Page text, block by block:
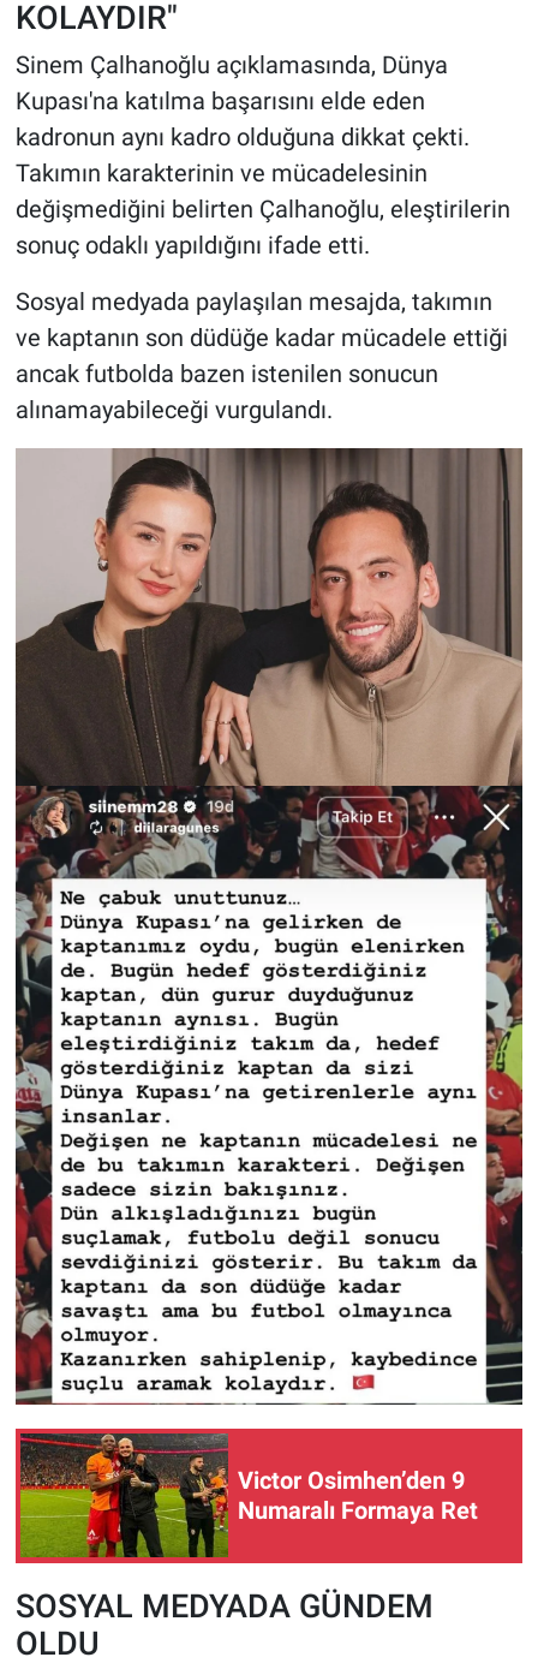
KOLAYDIR"
Sinem Çalhanoğlu açıklamasında, Dünya
Kupası'na katılma başarısını elde eden
kadronun aynı kadro olduğuna dikkat çekti.
Takımın karakterinin ve mücadelesinin
değişmediğini belirten Çalhanoğlu, eleştirilerin
sonuç odaklı yapıldığını ifade etti.
Sosyal medyada paylaşılan mesajda, takımın
ve kaptanın son düdüğe kadar mücadele ettiği
ancak futbolda bazen istenilen sonucun
alınamayabileceği vurgulandı.
Victor Osimhen’den 9
Numaralı Formaya Ret
SOSYAL MEDYADA GÜNDEM
OLDU